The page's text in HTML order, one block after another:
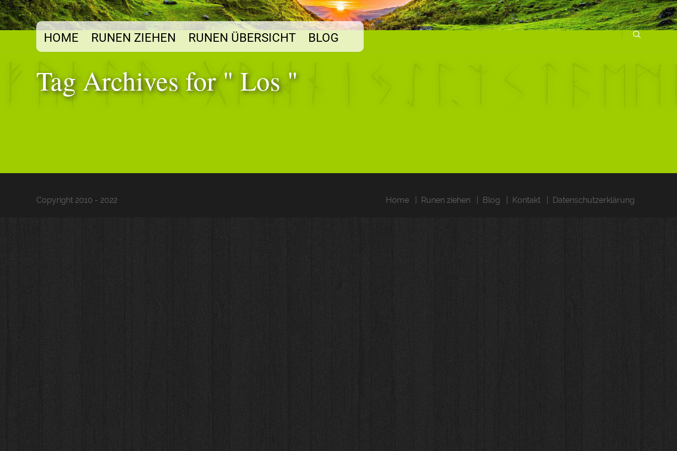
HOME RUNEN ZIEHEN RUNEN ÜBERSICHT BLOG
Tag Archives for " Los "
Copyright 2010 - 2022 Home Runen ziehen Blog Kontakt Datenschutzerklärung